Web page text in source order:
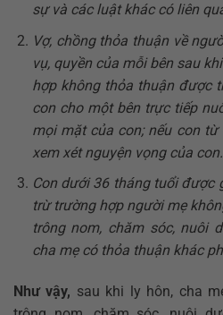
sự và các luật khác có liên
Vợ, chồng thỏa thuận về
vụ, quyền của mỗi bên sau
hợp không thỏa thuận được
con cho một bên trực tiếp
mọi mặt của con; nếu con
xem xét nguyện vọng của con.
Con dưới 36 tháng tuổi được
trừ trường hợp người mẹ
trông nom, chăm sóc, nuôi
cha mẹ có thỏa thuận khác
Như vậy, sau khi ly hôn, cha